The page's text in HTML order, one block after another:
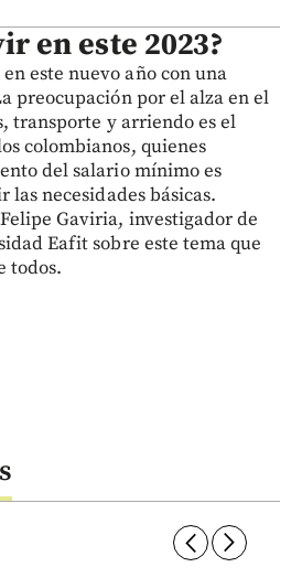
en este 2023?
este nuevo año con una
preocupación por el alza en el
transporte y arriendo es el
colombianos, quienes
del salario mínimo es
necesidades básicas.
Gaviria, investigador de
Eafit sobre este tema que
todos.
arrow_forward_ios arrow_forward_ios